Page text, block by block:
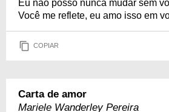
Eu não posso nunca mudar sem
Você me reflete, eu amo isso em
COPIAR
Carta de amor
Mariele Wanderley Pereira